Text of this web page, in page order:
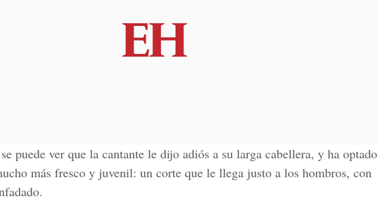
puede ver que la cantante le dijo adiós a su larga cabellera, y ha optado
más fresco y juvenil: un corte que le llega justo a los hombros, con